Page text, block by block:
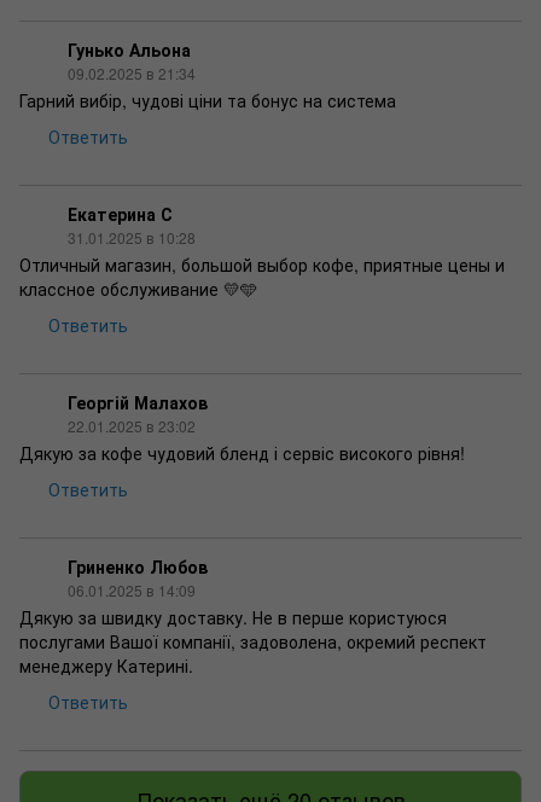
Гунько Альона
09.02.2025 в 21:34
Гарний вибір, чудові ціни та бонус на система
Ответить
Екатерина С
31.01.2025 в 10:28
Отличный магазин, большой выбор кофе, приятные цены и
классное обслуживание 💛🩵
Ответить
Георгій Малахов
22.01.2025 в 23:02
Дякую за кофе чудовий бленд і сервіс високого рівня!
Ответить
Гриненко Любов
06.01.2025 в 14:09
Дякую за швидку доставку. Не в перше користуюся
послугами Вашої компанії, задоволена, окремий респект
менеджеру Катерині.
Ответить